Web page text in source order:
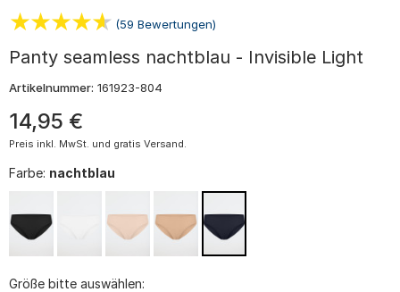
(59 Bewertungen)
Panty seamless nachtblau - Invisible Light
Artikelnummer: 161923-804
14,95 €
Preis inkl. MwSt. und gratis Versand.
Farbe: nachtblau
Größe bitte auswählen: